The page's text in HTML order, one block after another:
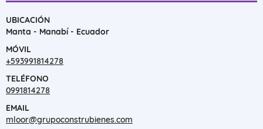
UBICACIÓN
Manta - Manabí - Ecuador
MÓVIL
+593991814278
TELÉFONO
0991814278
EMAIL
mloor@grupoconstrubienes.com